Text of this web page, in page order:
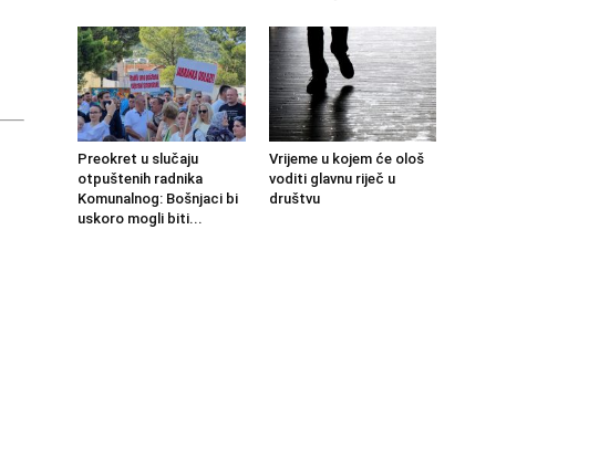
Preokret u slučaju
otpuštenih radnika
Komunalnog: Bošnjaci bi
uskoro mogli biti...
Vrijeme u kojem će ološ
voditi glavnu riječ u
društvu